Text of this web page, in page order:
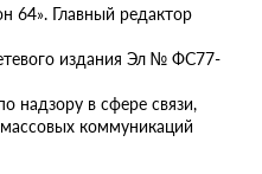
Главный редактор
издания Эл № ФС77-
надзору в сфере связи,
коммуникаций